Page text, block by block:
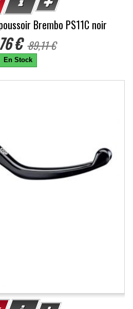
Brembo PS11C noir
€ 89,11 €
En Stock